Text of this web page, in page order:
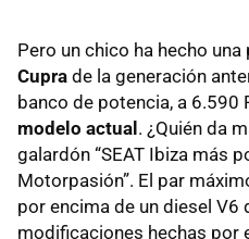
Pero un chico ha hecho
Cupra de la generación
banco de potencia, a 6.590
modelo actual . ¿Quién da
galardón “SEAT Ibiza más
Motorpasión”. El par
por encima de un diesel V6
modificaciones hechas por